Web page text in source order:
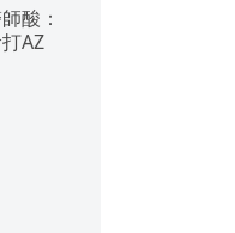
酸：
AZ